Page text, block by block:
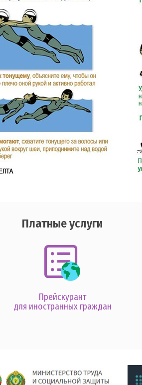
Платные услуги
Прейскурант
для иностранных граждан